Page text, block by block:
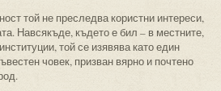
той не преследва користни интереси,
Навсякъде, където е бил – в местните,
той се изявява като един
човек, призван вярно и почтено